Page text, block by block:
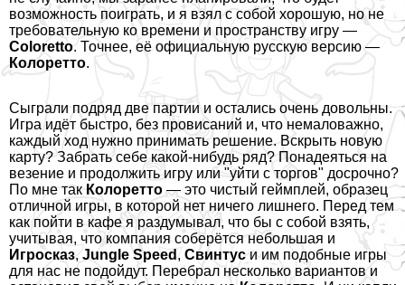
возможность поиграть, и я взял с собой хорошую, но не
требовательную ко времени и прострaнcтву игру —
Coloretto. Точнее, её официальную русскую версию —
Колоретто.
Сыграли подряд две партии и остались очень довольны.
Игра идёт быстро, без провисаний и, что немаловажно,
каждый ход нужно принимать решение. Вскрыть новую
карту? Забрать себе какой-нибудь ряд? Понадеяться на
везение и продолжить игру или "уйти с торгов" досрочно?
По мне так Колоретто — это чистый гeймплей, образец
отличной игры, в которой нет ничего лишнего. Перед тем
как пойти в кафе я раздумывал, что бы с собой взять,
учитывая, что компания соберётся небольшая и
Игросказ, Jungle Speed , Свинтус и им подобные игры
для нас не подойдут. Перебрал несколько вариантов и